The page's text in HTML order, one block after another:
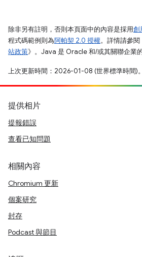
除非另有註明，否則本頁面中的內容是採用創
程式碼範例則為阿帕契 2.0 授權。詳情請參閱
站政策》。Java 是 Oracle 和/或其關聯企業的
上次更新時間：2026-01-08 (世界標準時間)。
提供相片
提報錯誤
查看已知問題
相關內容
Chromium 更新
個案研究
封存
Podcast 與節目